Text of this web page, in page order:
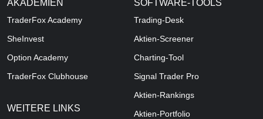
AKADEMIEN
TraderFox Academy
SheInvest
Option Academy
TraderFox Clubhouse
WEITERE LINKS
SOFTWARE-TOOLS
Trading-Desk
Aktien-Screener
Charting-Tool
Signal Trader Pro
Aktien-Rankings
Aktien-Portfolio